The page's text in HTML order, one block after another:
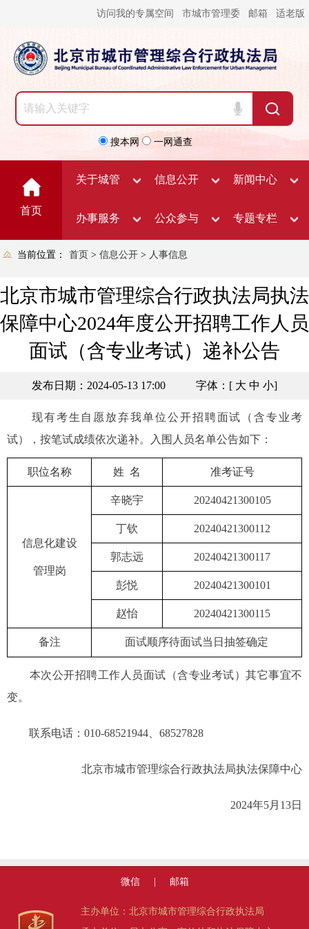
访问我的专属空间 市城市管理委 邮箱 适老版
搜本网 一网通查
首页
关于城管 信息公开 新闻中心
办事服务 公众参与 专题专栏
当前位置： 首页 > 信息公开 > 人事信息
北京市城市管理综合行政执法局执法
保障中心2024年度公开招聘工作人员
面试（含专业考试）递补公告
发布日期：2024-05-13 17:00 字体：[ 大 中 小]
现有考生自愿放弃我单位公开招聘面试（含专业考
试），按笔试成绩依次递补。入围人员名单公告如下：
职位名称 姓 名 准考证号
信息化建设
管理岗
辛晓宇 20240421300105
丁钦 20240421300112
郭志远 20240421300117
彭悦 20240421300101
赵怡 20240421300115
备注 面试顺序待面试当日抽签确定
本次公开招聘工作人员面试（含专业考试）其它事宜不
变。
联系电话：010-68521944、68527828
北京市城市管理综合行政执法局执法保障中心
2024年5月13日
微信 邮箱
主办单位：北京市城市管理综合行政执法局